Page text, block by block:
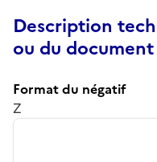
Description
ou du
Format du négatif
Z